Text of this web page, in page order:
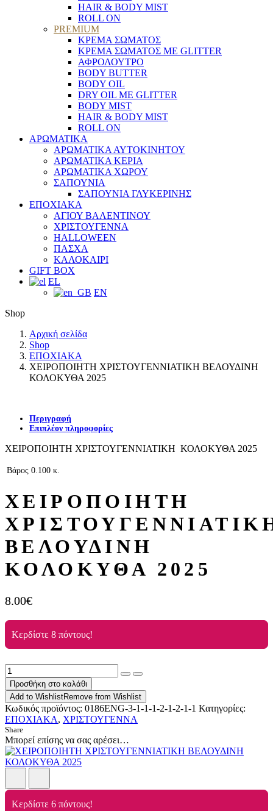
HAIR & BODY MIST
ROLL ON
PREMIUM
ΚΡΕΜΑ ΣΩΜΑΤΟΣ
ΚΡΕΜΑ ΣΩΜΑΤΟΣ ΜΕ GLITTER
ΑΦΡΟΛΟΥΤΡΟ
BODY BUTTER
BODY OIL
DRY OIL ΜΕ GLITTER
BODY MIST
HAIR & BODY MIST
ROLL ON
ΑΡΩΜΑΤΙΚΑ
ΑΡΩΜΑΤΙΚΑ ΑΥΤΟΚΙΝΗΤΟΥ
ΑΡΩΜΑΤΙΚΑ ΚΕΡΙΑ
ΑΡΩΜΑΤΙΚΑ ΧΩΡΟΥ
ΣΑΠΟΥΝΙΑ
ΣΑΠΟΥΝΙΑ ΓΛΥΚΕΡΙΝΗΣ
ΕΠΟΧΙΑΚΑ
ΑΓΙΟΥ ΒΑΛΕΝΤΙΝΟΥ
ΧΡΙΣΤΟΥΓΕΝΝΑ
HALLOWEEN
ΠΑΣΧΑ
ΚΑΛΟΚΑΙΡΙ
GIFT BOX
EL
EN
Shop
Αρχική σελίδα
Shop
ΕΠΟΧΙΑΚΑ
ΧΕΙΡΟΠΟΙΗΤΗ ΧΡΙΣΤΟΥΓΕΝΝΙΑΤΙΚΗ ΒΕΛΟΥΔΙΝΗ
ΚΟΛΟΚΥΘΑ 2025
Περιγραφή
Επιπλέον πληροφορίες
ΧΕΙΡΟΠΟΙΗΤΗ ΧΡΙΣΤΟΥΓΕΝΝΙΑΤΙΚΗ ΚΟΛΟΚΥΘΑ 2025
Βάρος 0.100 κ.
ΧΕΙΡΟΠΟΙΗΤΗ
ΒΕΛΟΥΔΙΝΗ
ΚΟΛΟΚΥΘΑ 2025
8.00€
Κερδίστε 8 πόντους!
ΧΕΙΡΟΠΟΙΗΤΗ
ΧΡΙΣΤΟΥΓΕΝΝΙΑΤΙΚΗ
ΒΕΛΟΥΔΙΝΗ
ΚΟΛΟΚΥΘΑ
2025
ποσότητα
Προσθήκη στο καλάθι
Add to WishlistRemove from Wishlist
Κωδικός προϊόντος: 0186ENG-3-1-1-1-2-1-2-1-1 Κατηγορίες:
ΕΠΟΧΙΑΚΑ, ΧΡΙΣΤΟΥΓΕΝΝΑ
Share
Μπορεί επίσης να σας αρέσει…
Κερδίστε 6 πόντους!